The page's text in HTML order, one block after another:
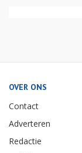
OVER ONS
Contact
Adverteren
Redactie